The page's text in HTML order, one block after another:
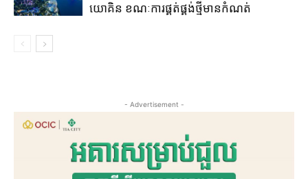
យោគិន​ ខណៈការ​ផ្គត់​ផ្គង់​ថ្មី​មាន​កំណត់
- Advertisement -